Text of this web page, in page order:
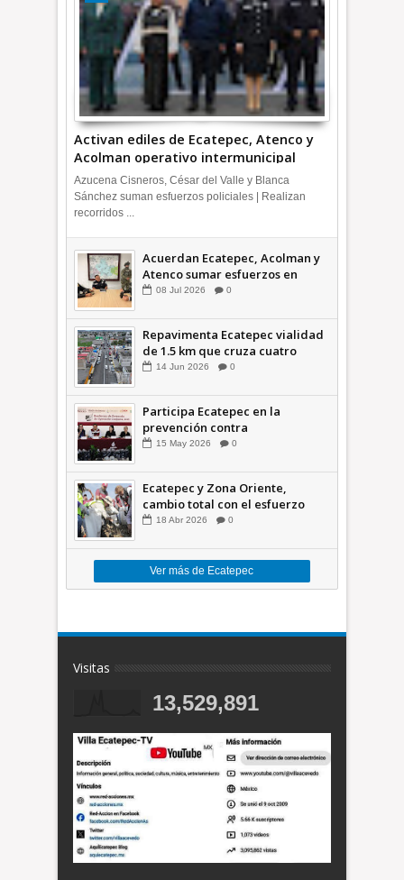
Activan ediles de Ecatepec, Atenco y
Acolman operativo intermunicipal
Azucena Cisneros, César del Valle y Blanca
Sánchez suman esfuerzos policiales | Realizan
recorridos ...
Acuerdan Ecatepec, Acolman y
Atenco sumar esfuerzos en
seguridad
08 Jul 2026 0
Repavimenta Ecatepec vialidad
de 1.5 km que cruza cuatro
comunidades +Video
14 Jun 2026 0
Participa Ecatepec en la
prevención contra
inundaciones en el Valle de
15 May 2026 0
Ecatepec y Zona Oriente,
cambio total con el esfuerzo
conjunto: Azucena; retiran 21
18 Abr 2026 0
Ver más de Ecatepec
Visitas
13,529,891